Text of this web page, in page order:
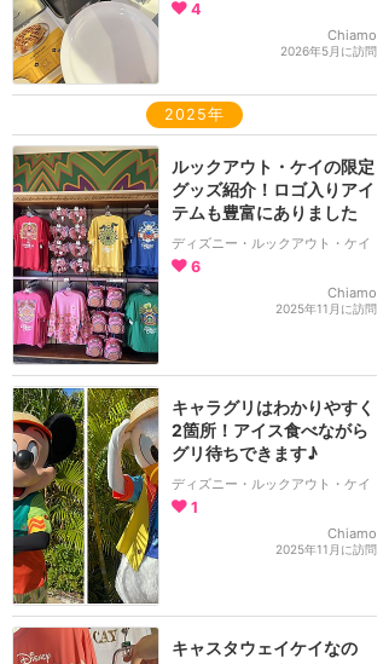
4
Chiamo
2026年5月に訪問
2025年
ルックアウト・ケイの限定
グッズ紹介！ロゴ入りアイ
テムも豊富にありました
ディズニー・ルックアウト・ケイ
6
Chiamo
2025年11月に訪問
キャラグリはわかりやすく
2箇所！アイス食べながら
グリ待ちできます♪
ディズニー・ルックアウト・ケイ
1
Chiamo
2025年11月に訪問
キャスタウェイケイなの